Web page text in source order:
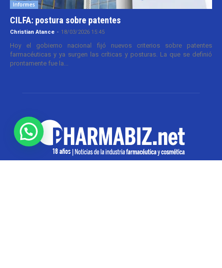
Informes
CILFA: postura sobre patentes
Christian Atance - 18/03/2026 15:45
Hoy el gobierno nacional fijó nuevos criterios sobre patentes
farmacéuticas y ya surgen las críticas y posturas. La que se definió
prontamente fue la...